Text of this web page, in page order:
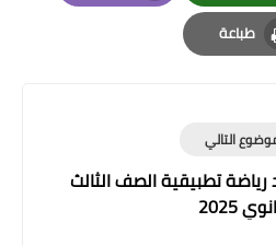
Whatsapp
Email
طباعة
Print
التالي
رياضة تطبيقية الصف الثالث
2025